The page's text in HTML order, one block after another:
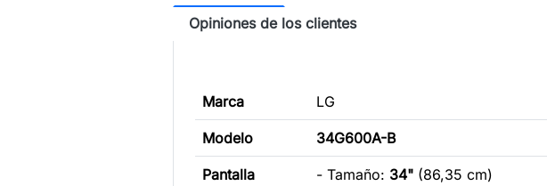
Opiniones de los clientes
Marca LG
Modelo 34G600A-B
Pantalla - Tamaño: 34" (86,35 cm)